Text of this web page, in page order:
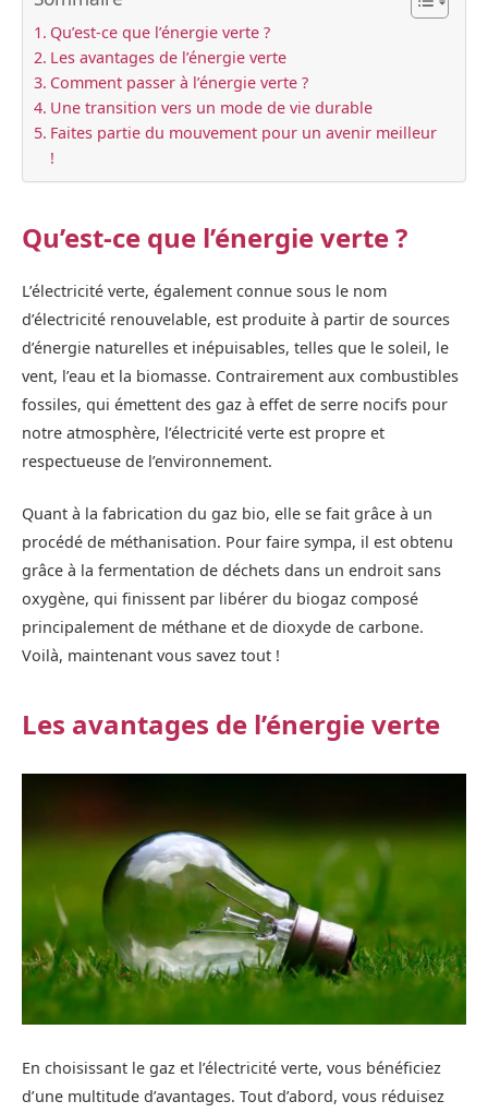
Qu’est-ce que l’énergie verte ?
Les avantages de l’énergie verte
Comment passer à l’énergie verte ?
Une transition vers un mode de vie durable
Faites partie du mouvement pour un avenir meilleur
!
Qu’est-ce que l’énergie verte ?
L’électricité verte, également connue sous le nom
d’électricité renouvelable, est produite à partir de sources
d’énergie naturelles et inépuisables, telles que le soleil, le
vent, l’eau et la biomasse. Contrairement aux combustibles
fossiles, qui émettent des gaz à effet de serre nocifs pour
notre atmosphère, l’électricité verte est propre et
respectueuse de l’environnement.
Quant à la fabrication du gaz bio, elle se fait grâce à un
procédé de méthanisation. Pour faire sympa, il est obtenu
grâce à la fermentation de déchets dans un endroit sans
oxygène, qui finissent par libérer du biogaz composé
principalement de méthane et de dioxyde de carbone.
Voilà, maintenant vous savez tout !
Les avantages de l’énergie verte
En choisissant le gaz et l’électricité verte, vous bénéficiez
d’une multitude d’avantages. Tout d’abord, vous réduisez